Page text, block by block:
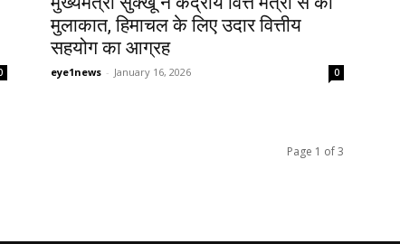
मुलाकात, हिमाचल के लिए उदार वित्तीय
सहयोग का आग्रह
eye1news - January 16, 2026 0
Page 1 of 3